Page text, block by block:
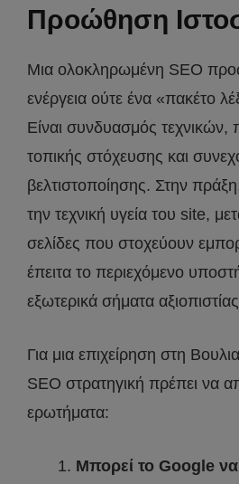
Προώθηση
Μια ολοκληρωμένη SEO
ενέργεια ούτε ένα «πακέτο
Είναι συνδυασμός τεχνικών,
τοπικής στόχευσης και
βελτιστοποίησης. Στην
την τεχνική υγεία του site,
σελίδες που στοχεύουν
έπειτα το περιεχόμενο
εξωτερικά σήματα
Για μια επιχείρηση στη
SEO στρατηγική πρέπει να
ερωτήματα:
Μπορεί το Google